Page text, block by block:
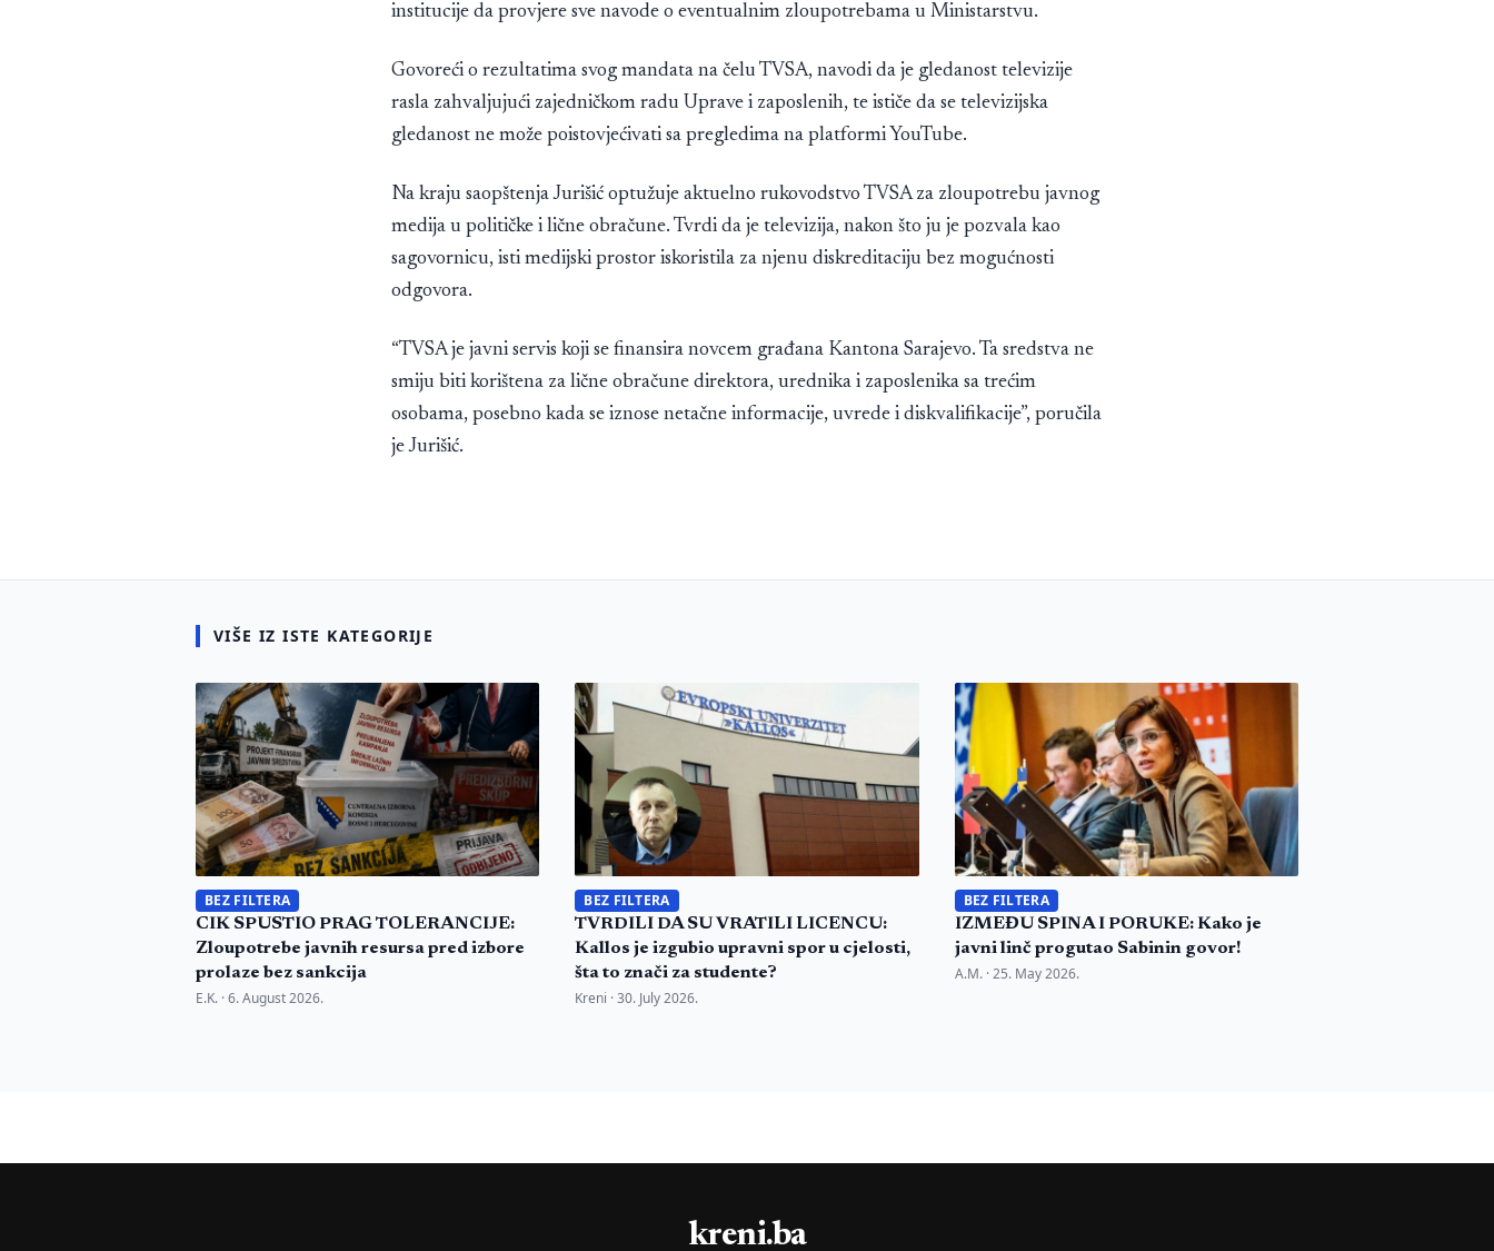
institucije da provjere sve navode o eventualnim zloupotrebama u Ministarstvu.
Govoreći o rezultatima svog mandata na čelu TVSA, navodi da je gledanost televizije
rasla zahvaljujući zajedničkom radu Uprave i zaposlenih, te ističe da se televizijska
gledanost ne može poistovjećivati sa pregledima na platformi YouTube.
Na kraju saopštenja Jurišić optužuje aktuelno rukovodstvo TVSA za zloupotrebu javnog
medija u političke i lične obračune. Tvrdi da je televizija, nakon što ju je pozvala kao
sagovornicu, isti medijski prostor iskoristila za njenu diskreditaciju bez mogućnosti
odgovora.
“TVSA je javni servis koji se finansira novcem građana Kantona Sarajevo. Ta sredstva ne
smiju biti korištena za lične obračune direktora, urednika i zaposlenika sa trećim
osobama, posebno kada se iznose netačne informacije, uvrede i diskvalifikacije”, poručila
je Jurišić.
VIŠE IZ ISTE KATEGORIJE
BEZ FILTERA
CIK SPUSTIO PRAG TOLERANCIJE:
Zloupotrebe javnih resursa pred izbore
prolaze bez sankcija
E.K. ·6. August 2026.
BEZ FILTERA
TVRDILI DA SU VRATILI LICENCU:
Kallos je izgubio upravni spor u cjelosti,
šta to znači za studente?
Kreni ·30. July 2026.
BEZ FILTERA
IZMEĐU SPINA I PORUKE: Kako je
javni linč progutao Sabinin govor!
A.M. ·25. May 2026.
kreni.ba